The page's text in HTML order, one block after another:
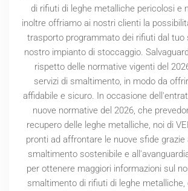
di rifiuti di leghe metalliche pericolosi e
inoltre offriamo ai nostri clienti la
trasporto programmato dei rifiuti dal tuo
nostro impianto di stoccaggio.
rispetto delle normative vigenti del
servizi di smaltimento, in modo da
affidabile e sicuro. In occasione
nuove normative del 2026, che
recupero delle leghe metalliche, noi di
pronti ad affrontare le nuove sfide grazie
smaltimento sostenibile e
per ottenere maggiori informazioni sul
smaltimento di rifiuti di leghe